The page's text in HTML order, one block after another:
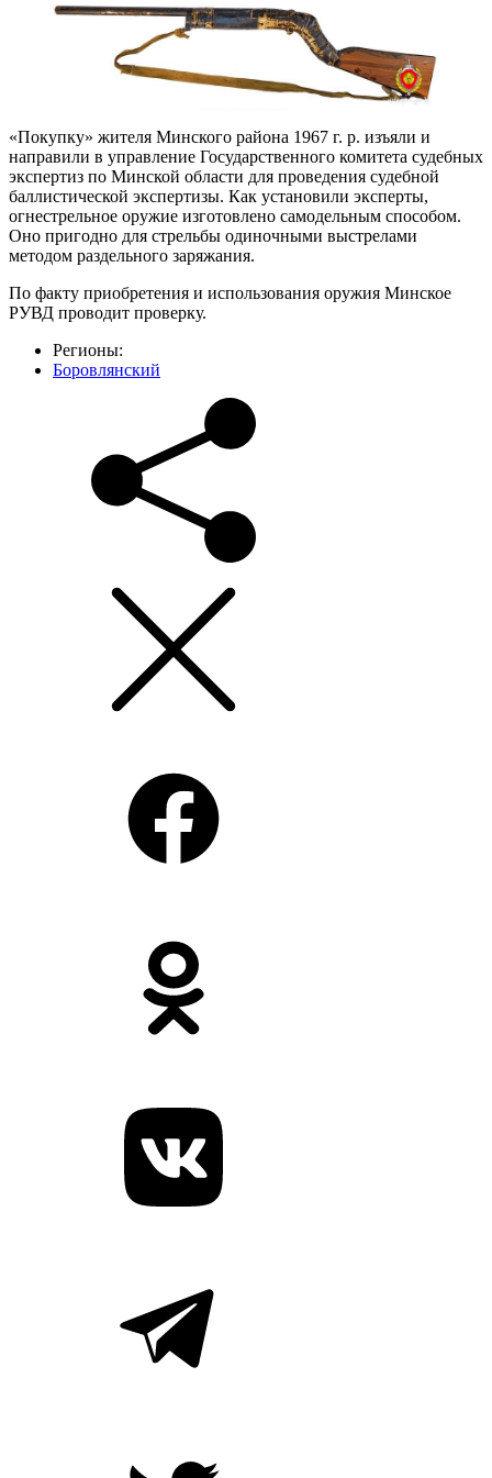
«Покупку» жителя Минского района 1967 г. р. изъяли и
направили в управление Государственного комитета судебных
экспертиз по Минской области для проведения судебной
баллистической экспертизы. Как установили эксперты,
огнестрельное оружие изготовлено самодельным способом.
Оно пригодно для стрельбы одиночными выстрелами
методом раздельного заряжания.
По факту приобретения и использования оружия Минское
РУВД проводит проверку.
Регионы:
Боровлянский